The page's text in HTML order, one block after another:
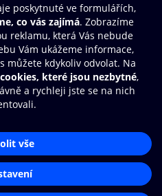
údajů
O2 Knihovna
poslouchej své e-knihy a
rychleji a pohodlněji.